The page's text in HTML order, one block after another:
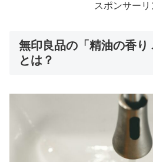
スポンサーリ
無印良品の「精油の香り
とは？